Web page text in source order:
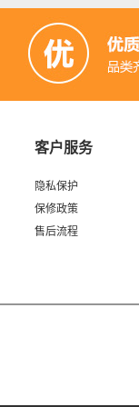
客户服务
隐私保护
保修政策
售后流程